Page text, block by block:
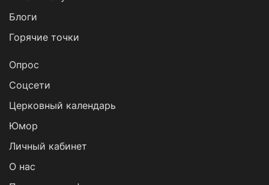
Блоги
Горячие точки
Опрос
Cоцсети
Церковный календарь
Юмор
Личный кабинет
О нас